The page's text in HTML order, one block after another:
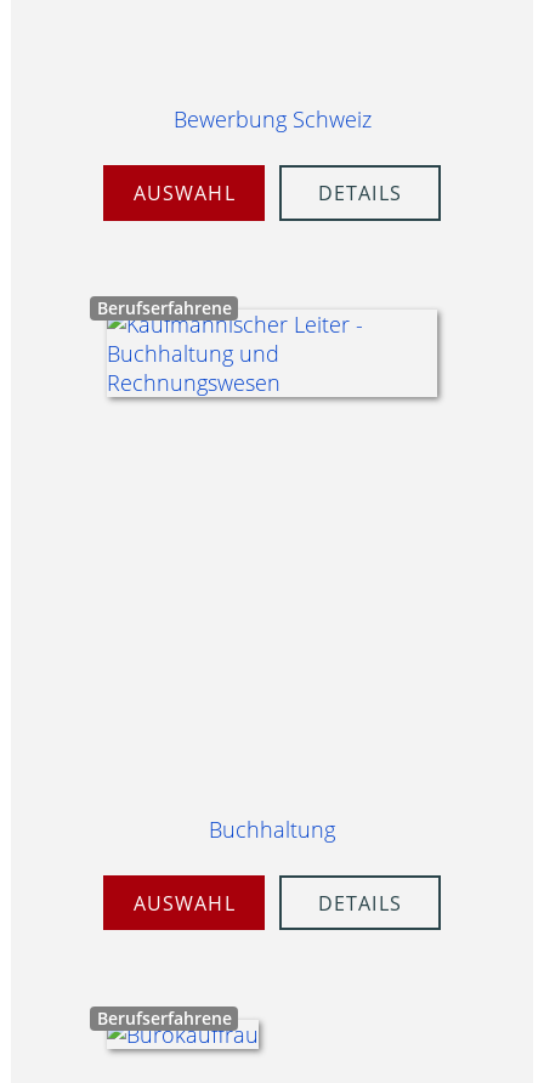
Bewerbung Schweiz
AUSWAHL DETAILS
Berufserfahrene
Buchhaltung
AUSWAHL DETAILS
Berufserfahrene